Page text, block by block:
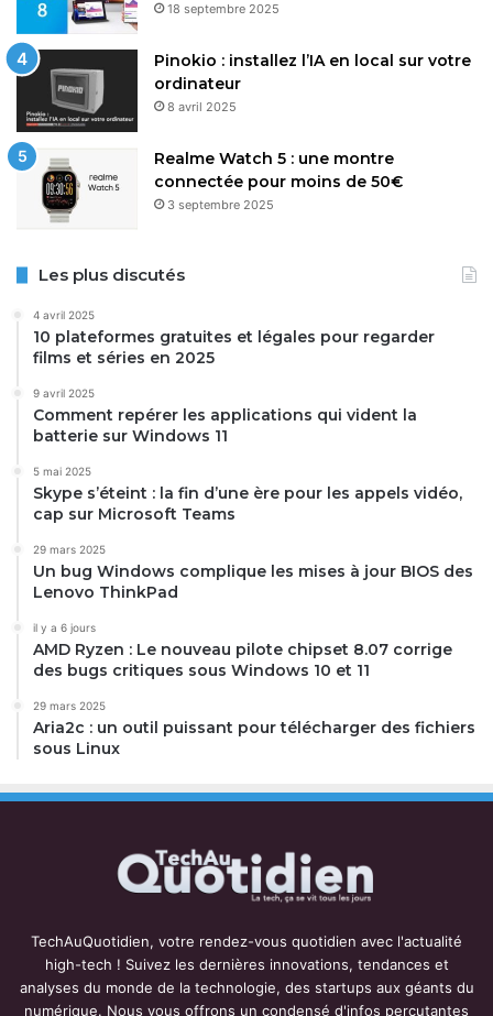
18 septembre 2025
Pinokio : installez l’IA en local sur votre
ordinateur
8 avril 2025
Realme Watch 5 : une montre
connectée pour moins de 50€
3 septembre 2025
Les plus discutés
4 avril 2025
10 plateformes gratuites et légales pour regarder
films et séries en 2025
9 avril 2025
Comment repérer les applications qui vident la
batterie sur Windows 11
5 mai 2025
Skype s’éteint : la fin d’une ère pour les appels vidéo,
cap sur Microsoft Teams
29 mars 2025
Un bug Windows complique les mises à jour BIOS des
Lenovo ThinkPad
il y a 6 jours
AMD Ryzen : Le nouveau pilote chipset 8.07 corrige
des bugs critiques sous Windows 10 et 11
29 mars 2025
Aria2c : un outil puissant pour télécharger des fichiers
sous Linux
TechAuQuotidien, votre rendez-vous quotidien avec l'actualité
high-tech ! Suivez les dernières innovations, tendances et
analyses du monde de la technologie, des startups aux géants du
numérique. Nous vous offrons un condensé d'infos percutantes